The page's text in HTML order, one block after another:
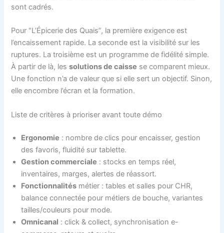
sont cadrés.
Pour “L’Épicerie des Quais”, la première exigence est
l’encaissement rapide. La seconde est la visibilité sur les
ruptures. La troisième est un programme de fidélité simple.
À partir de là, lessolutions de caisse se comparent mieux.
Une fonction n’a de valeur que si elle sert un objectif. Sinon,
elle encombre l’écran et la formation.
Liste de critères à prioriser avant toute démo
Ergonomie : nombre de clics pour encaisser, gestion
des favoris, fluidité sur tablette.
Gestion commerciale : stocks en temps réel,
inventaires, marges, alertes de réassort.
Fonctionnalités métier : tables et salles pour CHR,
balance connectée pour métiers de bouche, variantes
tailles/couleurs pour mode.
Omnicanal : click & collect, synchronisation e-